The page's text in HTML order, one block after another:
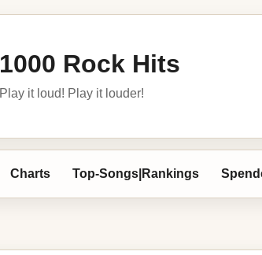
1000 Rock Hits
Play it loud! Play it louder!
Charts Top-Songs|Rankings